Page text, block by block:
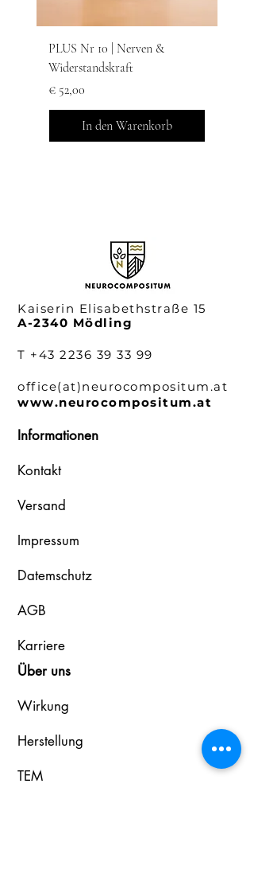
PLUS Nr 10 | Nerven &
Widerstandskraft
Preis
€ 52,00
In den Warenkorb
Kaiserin Elisabethstraße 15
A-2340 Mödling
T +43 2236 39 33 99
office(at)neurocompositum.at
www.neurocompositum.at
Informationen
Kontakt
Versand
Impressum
Datemschutz
AGB
Karriere
Über uns
Wirkung
Herstellung
TEM